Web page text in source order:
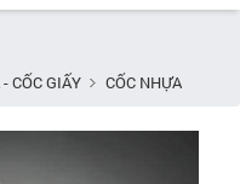
CỐC GIẤY CỐC NHỰA